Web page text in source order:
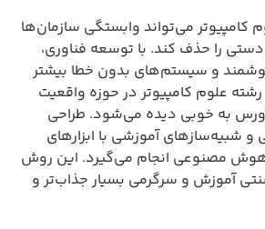
کامپیوتر می‌تواند وابستگی سازمان‌ها
را حذف کند. با توسعه فناوری،
و سیستم‌های بدون خطا بیشتر
علوم کامپیوتر در حوزه واقعیت
به خوبی دیده می‌شود. طراحی
و شبیه‌سازهای آموزشی با ابزارهای
هوش مصنوعی انجام می‌گیرد. این روش
آموزش و سرگرمی بسیار جذاب‌تر و